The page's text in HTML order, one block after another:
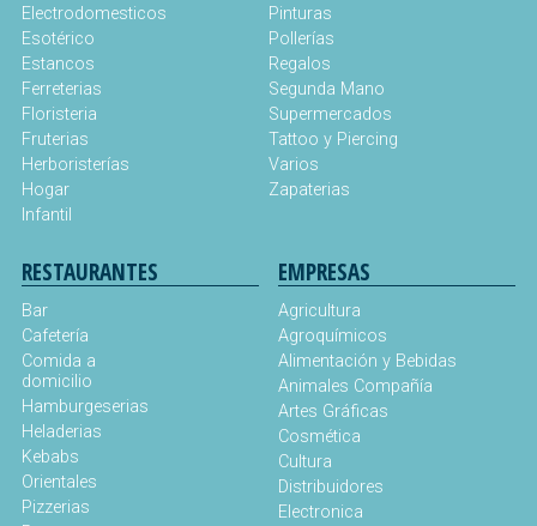
Electrodomesticos
Esotérico
Estancos
Ferreterias
Floristeria
Fruterias
Herboristerías
Hogar
Infantil
Pinturas
Pollerías
Regalos
Segunda Mano
Supermercados
Tattoo y Piercing
Varios
Zapaterias
RESTAURANTES
Bar
Cafetería
Comida a
domicilio
Hamburgeserias
Heladerias
Kebabs
Orientales
Pizzerias
EMPRESAS
Agricultura
Agroquímicos
Alimentación y Bebidas
Animales Compañía
Artes Gráficas
Cosmética
Cultura
Distribuidores
Electronica